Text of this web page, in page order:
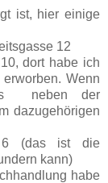
ist, hier einige
12
dort habe ich
Wenn
neben der
dazugehörigen
6 (das ist die
kann)
habe